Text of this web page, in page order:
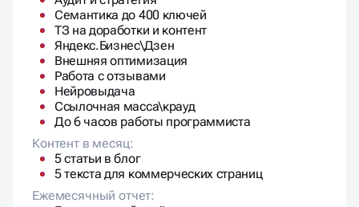
SEO-работы:
Аудит и стратегия
Семантика до 400 ключей
ТЗ на доработки и контент
Яндекс.Бизнес\Дзен
Внешняя оптимизация
Работа с отзывами
Нейровыдача
Ссылочная масса\крауд
До 6 часов работы программиста
Контент в месяц:
5 статьи в блог
5 текста для коммерческих страниц